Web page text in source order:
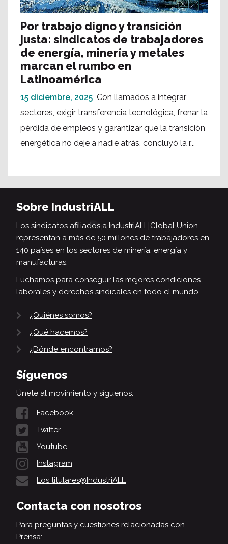
Por trabajo digno y transición
justa: sindicatos de trabajadores
de energía, minería y metales
marcan el rumbo en
Latinoamérica
15 diciembre, 2025 Con llamados a integrar
sectores, exigir transferencia tecnológica, frenar la
pérdida de empleos y garantizar que la transición
energética no deje a nadie atrás, concluyó la r...
Sobre IndustriALL
Los sindicatos afiliados a IndustriALL Global Union
representan a más de 50 millones de trabajadores en
140 países en los sectores de minería, energía y
manufacturas.
Luchamos para conseguir las mejores condiciones
laborales y derechos sindicales en todo el mundo.
¿Quiénes somos?
¿Qué hacemos?
¿Dónde encontrarnos?
Síguenos
Únete al movimiento y síguenos:
Facebook
Twitter
Youtube
Instagram
Los titulares@IndustriALL
Contacta con nosotros
Para preguntas y cuestiones relacionadas con
Prensa: